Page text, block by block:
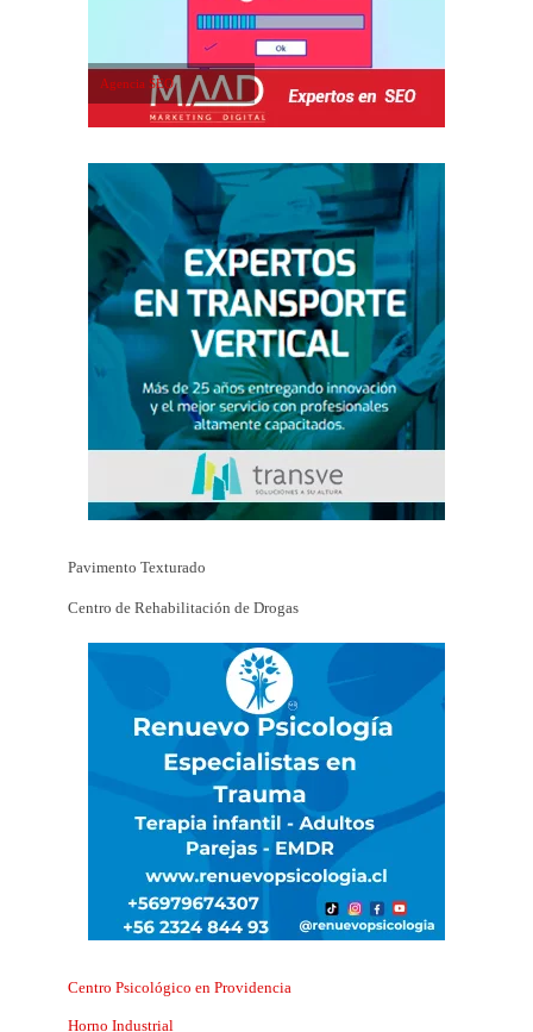
Agencia SEO
Pavimento Texturado
Centro de Rehabilitación de Drogas
Centro Psicológico en Providencia
Horno Industrial